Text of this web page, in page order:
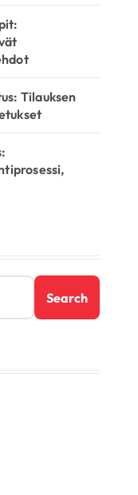
Tilauksen